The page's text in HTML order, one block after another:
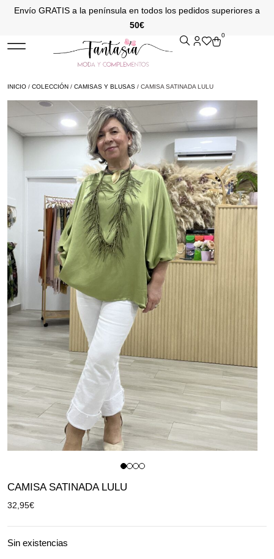
Envío GRATIS a la península en todos los pedidos superiores a
50€
0
INICIO / COLECCIÓN / CAMISAS Y BLUSAS / CAMISA SATINADA LULU
CAMISA SATINADA LULU
32,95€
Sin existencias